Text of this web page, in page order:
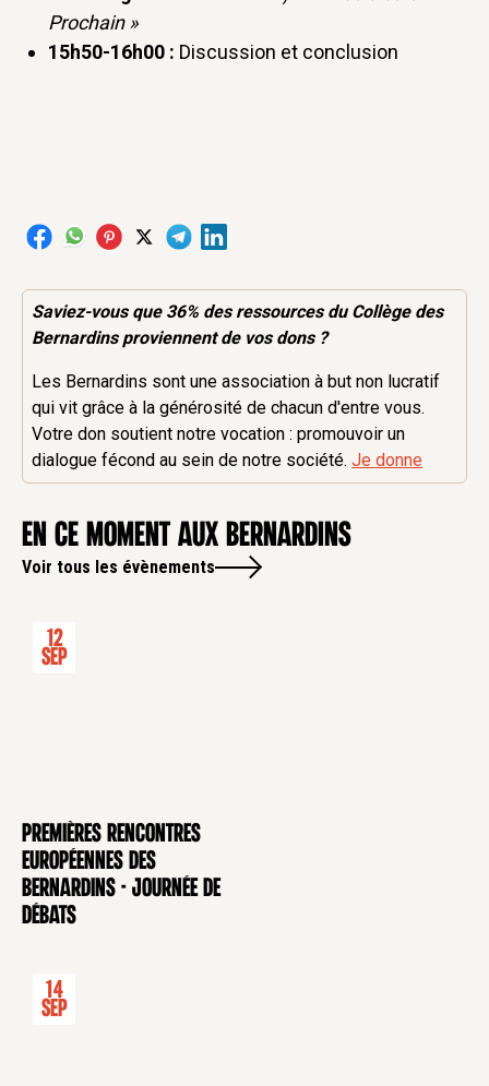
Prochain »
15h50-16h00 : Discussion et conclusion
Saviez-vous que 36% desressourcesdu Collège des
Bernardins proviennent de vos dons ?
Les Bernardins sont une association à but non lucratif
qui vit grâce à la générosité de chacun d'entre vous.
Votre don soutient notre vocation : promouvoir un
dialogue fécond au sein de notre société.Je donne
en ce moment aux Bernardins
Voir tous les évènements
CONFÉRENCE
12
Sep
Premières rencontres
européennes des
Bernardins - Journée de
débats
14
Sep